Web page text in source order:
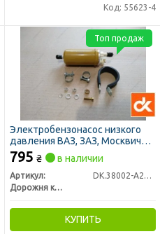
Код: 55623-4
Электробензонасос низкого
давления ВАЗ, ЗАЗ, Москвич
универсальный (вместо
механического) (тип CRB 38002
A2011) (ДК)
795 ₴ в наличии
Артикул:
DK.38002-A2011
Дорожня карта
КУПИТЬ
Топ продаж